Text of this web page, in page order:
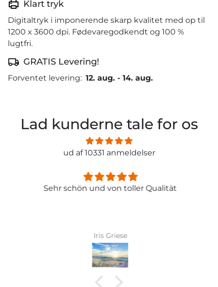
Klart tryk
Digitaltryk i imponerende skarp kvalitet med op til
1200 x 3600 dpi. Fødevaregodkendt og 100 %
lugtfri.
GRATIS Levering!
Forventet levering: 12. aug. - 14. aug.
Lad kunderne tale for os
ud af 10331 anmeldelser
Sehr schön und von toller Qualität
Iris Griese